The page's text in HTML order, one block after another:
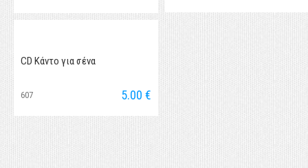
CD Κάντο για σένα
607 5.00 €